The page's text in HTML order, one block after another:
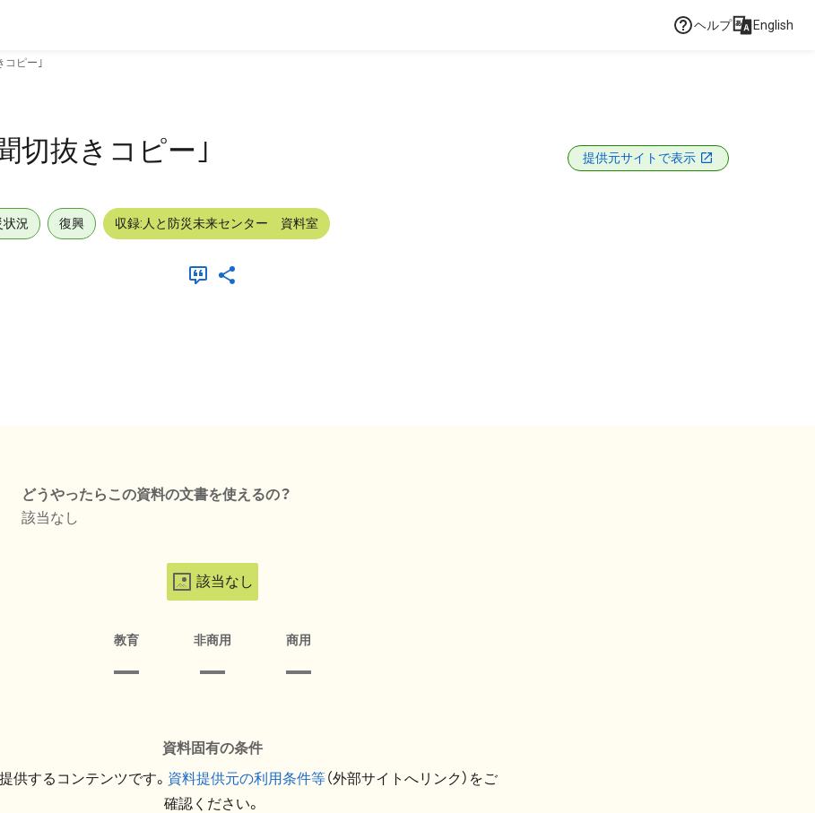
ヘルプ English
コピー｣
切抜きコピー｣ 提供元サイトで表示
状況 復興 収録:人と防災未来センター 資料室
どうやったらこの資料の文書を使えるの？
該当なし
該当なし
教育 非商用 商用
資料固有の条件
供するコンテンツです。 資料提供元の利用条件等（外部サイトへリンク）をご
確認ください。